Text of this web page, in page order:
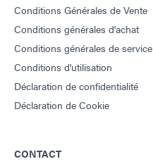
Conditions Générales de Vente
Conditions générales d'achat
Conditions générales de service
Conditions d'utilisation
Déclaration de confidentialité
Déclaration de Cookie
CONTACT